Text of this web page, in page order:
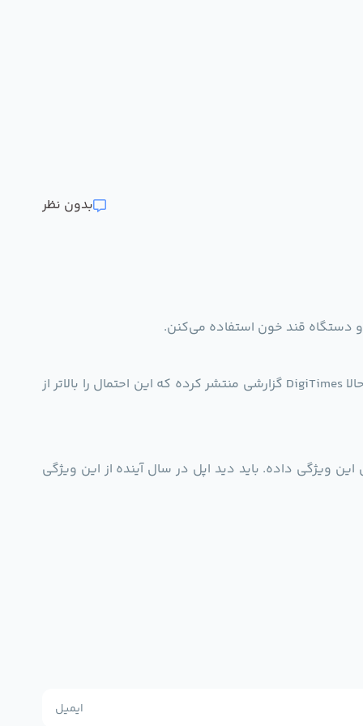
بدون نظر
و دستگاه قند خون استفاده می‌کنن.
⚪️ چند مدتی هم هست که شایعاتی از اندازه‌گیری میزان قند خون با اپل واچ منتشر شده اما دیدیم که در سری 7 محقق نشد. حالا DigiTimes گزارشی منتشر کرده که این احتمال را بالاتر از
ویژگی داده. باید دید اپل در سال آینده از این ویژگی